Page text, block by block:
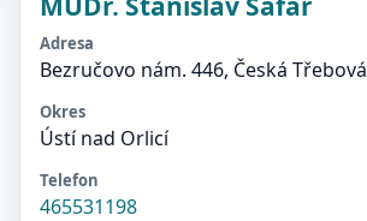
Adresa
Bezručovo nám. 446, Česká Třebová
Okres
Ústí nad Orlicí
Telefon
465531198